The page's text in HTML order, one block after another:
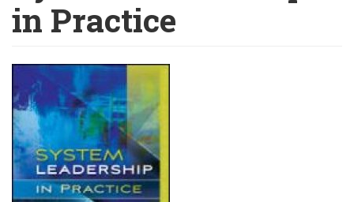
in Practice